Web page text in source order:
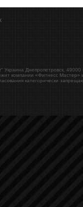
Украина Днепропетровск 49000
компании «Фитнесс Мастер»
категорически